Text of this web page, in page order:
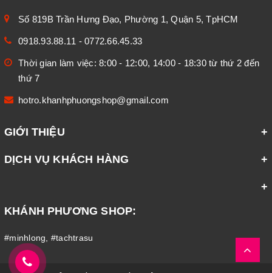
Số 819B Trần Hưng Đạo, Phường 1, Quận 5, TpHCM
0918.93.88.11 - 0772.66.45.33
Thời gian làm việc: 8:00 - 12:00, 14:00 - 18:30 từ thứ 2 đến
thứ 7
hotro.khanhphuongshop@gmail.com
GIỚI THIỆU
DỊCH VỤ KHÁCH HÀNG
KHÁNH PHƯƠNG SHOP:
#minhlong #tachtrasu